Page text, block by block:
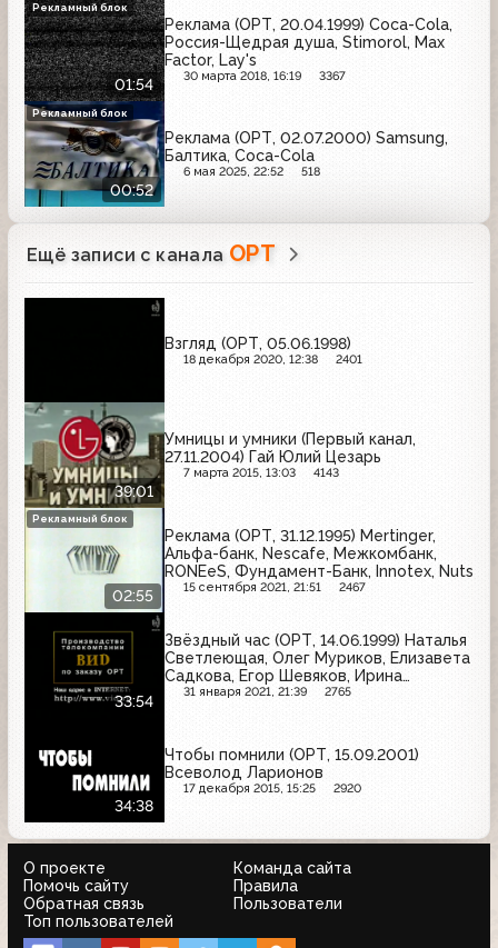
01:54
Реклама (ОРТ, 20.04.1999) Coca-Cola,
Россия-Щедрая душа, Stimorol, Max
Factor, Lay's
30 марта 2018, 16:19 3367
Рекламный блок
00:52
Реклама (ОРТ, 02.07.2000) Samsung,
Балтика, Coca-Cola
6 мая 2025, 22:52 518
Рекламный блок
Ещё записи с канала ОРТ
Взгляд (ОРТ, 05.06.1998)
18 декабря 2020, 12:38 2401
39:01
Умницы и умники (Первый канал,
27.11.2004) Гай Юлий Цезарь
7 марта 2015, 13:03 4143
02:55
Реклама (ОРТ, 31.12.1995) Mertinger,
Альфа-банк, Nescafe, Межкомбанк,
RONEeS, Фундамент-Банк, Innotex, Nuts
15 сентября 2021, 21:51 2467
Рекламный блок
33:54
Звёздный час (ОРТ, 14.06.1999) Наталья
Светлеющая, Олег Муриков, Елизавета
Садкова, Егор Шевяков, Ирина
Бондаренко, Юлия Катомина
31 января 2021, 21:39 2765
34:38
Чтобы помнили (ОРТ, 15.09.2001)
Всеволод Ларионов
17 декабря 2015, 15:25 2920
О проекте
Команда сайта
Помочь сайту
Правила
Обратная связь
Пользователи
Топ пользователей